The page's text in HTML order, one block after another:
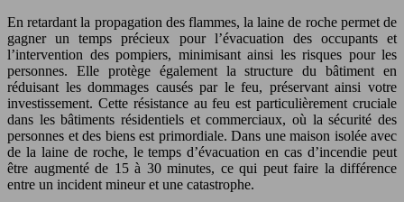
En retardant la propagation des flammes, la laine de roche permet de
gagner un temps précieux pour l’évacuation des occupants et
l’intervention des pompiers, minimisant ainsi les risques pour les
personnes. Elle protège également la structure du bâtiment en
réduisant les dommages causés par le feu, préservant ainsi votre
investissement. Cette résistance au feu est particulièrement cruciale
dans les bâtiments résidentiels et commerciaux, où la sécurité des
personnes et des biens est primordiale. Dans une maison isolée avec
de la laine de roche, le temps d’évacuation en cas d’incendie peut
être augmenté de 15 à 30 minutes, ce qui peut faire la différence
entre un incident mineur et une catastrophe.